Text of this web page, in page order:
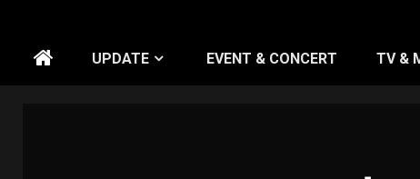
UPDATE EVENT & CONCERT TV &